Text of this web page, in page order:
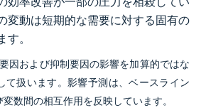
変動は短期的な需要に対する固有の
す。
因および抑制要因の影響を加算的ではな
て扱います。影響予測は、ベースライン
数間の相互作用を反映しています。